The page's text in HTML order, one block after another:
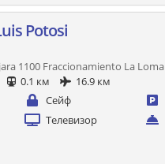
Potosi
1100 Fraccionamiento La Loma
0.1 км
16.9 км
Сейф
Телевизор